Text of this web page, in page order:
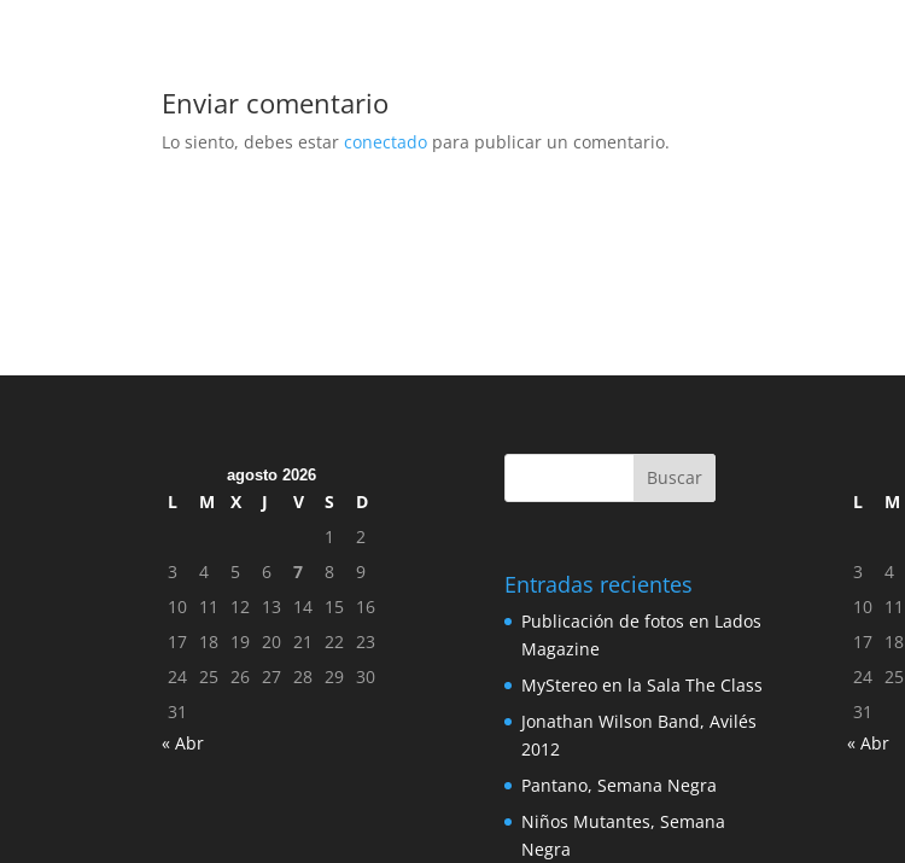
Enviar comentario
Lo siento, debes estarconectado para publicar un comentario.
agosto 2026
L M X J V S
D
1
2
3
4 5 6 7 8
9
10 11 12 13 14 15
16
17 18 19 20 21 22
23
24 25 26 27 28 29 30
31
« Abr
Entradas recientes
Publicación de fotos en Lados
Magazine
MyStereo en la Sala The Class
Jonathan Wilson Band, Avilés
2012
Pantano, Semana Negra
Niños Mutantes, Semana
Negra
L M
3
4
10
11
17
18
24
25
31
« Abr